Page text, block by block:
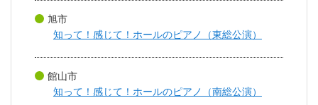
旭市
知って！感じて！ホールのピアノ（東総公演）
館山市
知って！感じて！ホールのピアノ（南総公演）